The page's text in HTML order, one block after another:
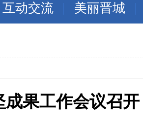
互动交流 美丽晋城
果工作会议召开